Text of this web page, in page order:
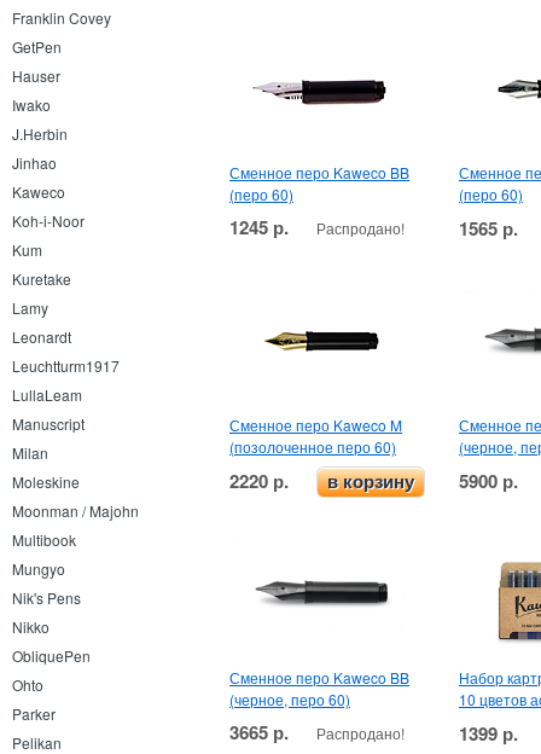
Franklin Covey
GetPen
Hauser
Iwako
J.Herbin
Jinhao
Kaweco
Koh-i-Noor
Kum
Kuretake
Lamy
Leonardt
Leuchtturm1917
LullaLeam
Manuscript
Milan
Moleskine
Moonman / Majohn
Multibook
Mungyo
Nik's Pens
Nikko
ObliquePen
Ohto
Parker
Pelikan
Сменное перо Kaweco BB
(перо 60)
1245 р. Распродано!
Сменное
(перо 60)
1565 р.
Сменное перо Kaweco M
(позолоченное перо 60)
2220 р. в корзину
Сменное
(черное,
5900 р.
Сменное перо Kaweco BB
(черное, перо 60)
3665 р. Распродано!
Набор
10 цветов
1399 р.